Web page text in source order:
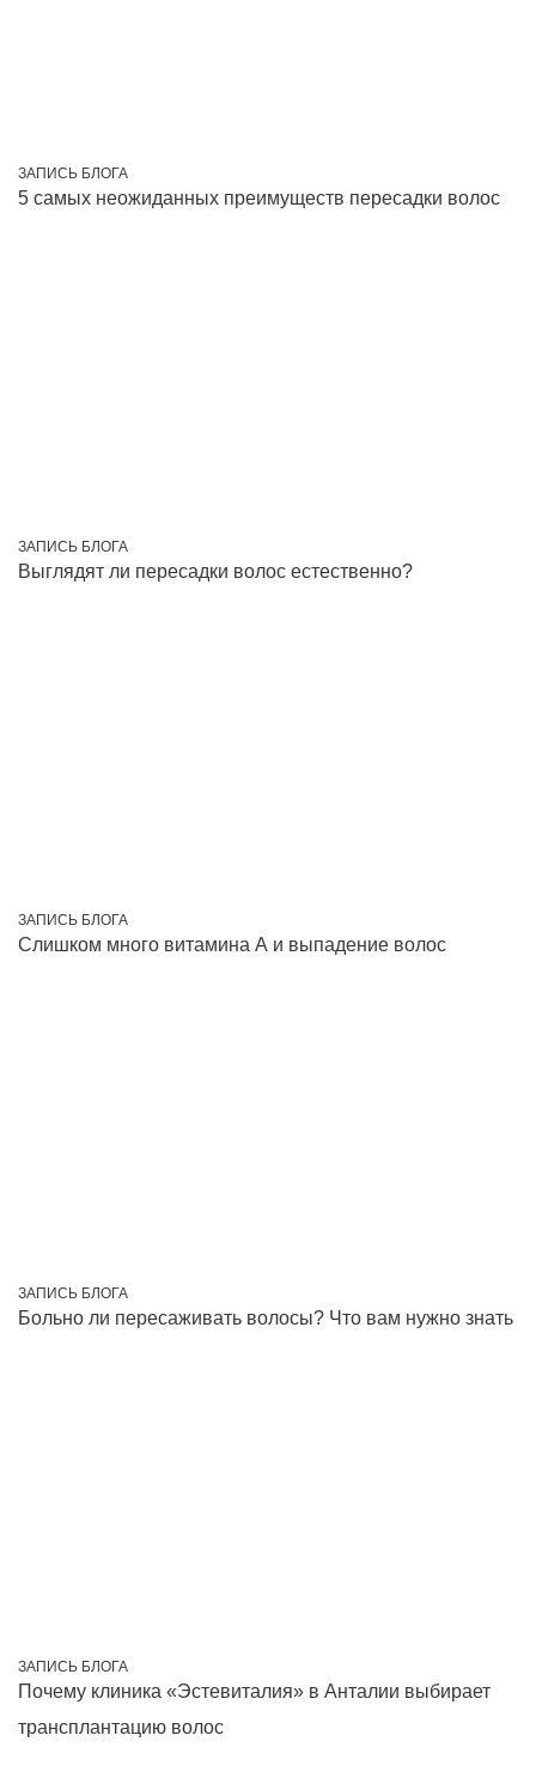
ЗАПИСЬ БЛОГА
5 самых неожиданных преимуществ пересадки волос
ЗАПИСЬ БЛОГА
Выглядят ли пересадки волос естественно?
ЗАПИСЬ БЛОГА
Слишком много витамина А и выпадение волос
ЗАПИСЬ БЛОГА
Больно ли пересаживать волосы? Что вам нужно знать
ЗАПИСЬ БЛОГА
Почему клиника «Эстевиталия» в Анталии выбирает
трансплантацию волос